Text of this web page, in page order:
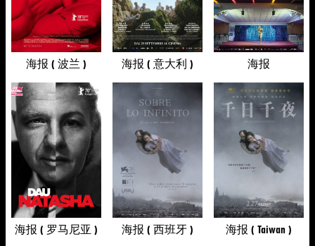
海报 ( 波兰 ) 海报 ( 意大利 ) 海报
海报 ( 罗马尼亚 ) 海报 ( 西班牙 ) 海报 ( Taiwan )